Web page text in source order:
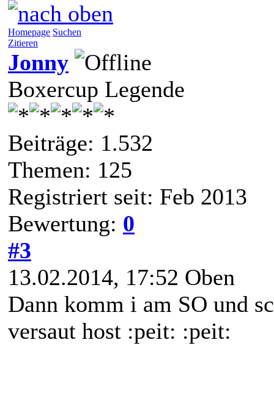
Homepage Suchen
Zitieren
Jonny
Boxercup Legende
Beiträge: 1.532
Themen: 125
Registriert seit: Feb 2013
Bewertung: 0
#3
13.02.2014, 17:52 Oben
Dann komm i am SO und
versaut host :peit: :peit: